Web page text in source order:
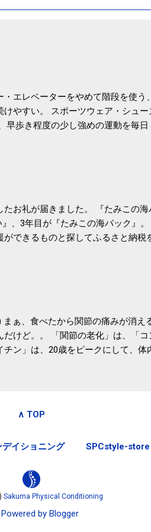
エレベーターをやめて階段を使う
やすい。 スポーツウェア・シュ
歩き程度の少し強めの運動を毎日
も効果があるという。 正田教授は
肝、毎日３０分の早歩きで改善 筑
お礼が届きました。 『たみこの
、3年目が『たみこの海パック』
できるものと探してふるさと納税
ですが、節税になるほど稼げていな
ぁ、食べたから関節の痛みが消え
けど。。 「関節の老化」は、「
ン」は、20歳をピークにして、体
ン」を補うことが大切。そして「
給 | セルフドクターニュース 賞味
ギリで食べる。 ・白い泡が全体に
味は納豆をかき混ぜたあとに入れ
・体のゆがみ予防には「納豆」！
の金額のサプリメントを毎日飲み続
する。効果的には大差ないだろうか
∧ TOP
イショニング SPCstyle-store
Sakuma Physical Conditioning
Powered by Blogger